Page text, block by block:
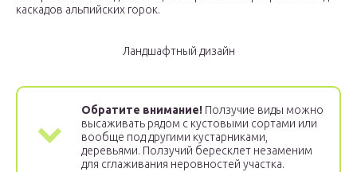
каскадов альпийских горок.
Ландшафтный дизайн
Обратите внимание! Ползучие виды можно
высаживать рядом с кустовыми сортами или
вообще под другими кустарниками,
деревьями. Ползучий бересклет незаменим
для сглаживания неровностей участка.